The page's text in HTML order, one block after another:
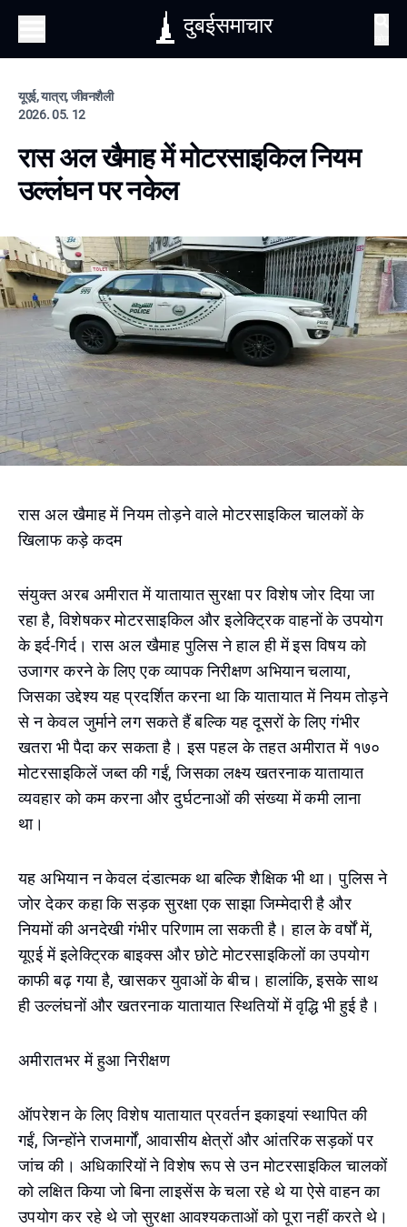
दुबईसमाचार
यूएई, यात्रा, जीवनशैली
2026. 05. 12
रास अल खैमाह में मोटरसाइकिल नियम
उल्लंघन पर नकेल
रास अल खैमाह में नियम तोड़ने वाले मोटरसाइकिल चालकों के
खिलाफ कड़े कदम
संयुक्त अरब अमीरात में यातायात सुरक्षा पर विशेष जोर दिया जा
रहा है, विशेषकर मोटरसाइकिल और इलेक्ट्रिक वाहनों के उपयोग
के इर्द-गिर्द। रास अल खैमाह पुलिस ने हाल ही में इस विषय को
उजागर करने के लिए एक व्यापक निरीक्षण अभियान चलाया,
जिसका उद्देश्य यह प्रदर्शित करना था कि यातायात में नियम तोड़ने
से न केवल जुर्माने लग सकते हैं बल्कि यह दूसरों के लिए गंभीर
खतरा भी पैदा कर सकता है। इस पहल के तहत अमीरात में १७०
मोटरसाइकिलें जब्त की गईं, जिसका लक्ष्य खतरनाक यातायात
व्यवहार को कम करना और दुर्घटनाओं की संख्या में कमी लाना
था।
यह अभियान न केवल दंडात्मक था बल्कि शैक्षिक भी था। पुलिस ने
जोर देकर कहा कि सड़क सुरक्षा एक साझा जिम्मेदारी है और
नियमों की अनदेखी गंभीर परिणाम ला सकती है। हाल के वर्षों में,
यूएई में इलेक्ट्रिक बाइक्स और छोटे मोटरसाइकिलों का उपयोग
काफी बढ़ गया है, खासकर युवाओं के बीच। हालांकि, इसके साथ
ही उल्लंघनों और खतरनाक यातायात स्थितियों में वृद्धि भी हुई है।
अमीरातभर में हुआ निरीक्षण
ऑपरेशन के लिए विशेष यातायात प्रवर्तन इकाइयां स्थापित की
गईं, जिन्होंने राजमार्गों, आवासीय क्षेत्रों और आंतरिक सड़कों पर
जांच की। अधिकारियों ने विशेष रूप से उन मोटरसाइकिल चालकों
को लक्षित किया जो बिना लाइसेंस के चला रहे थे या ऐसे वाहन का
उपयोग कर रहे थे जो सुरक्षा आवश्यकताओं को पूरा नहीं करते थे।